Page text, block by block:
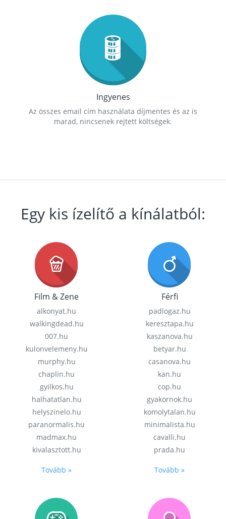
Ingyenes
Az összes email cím használata díjmentes és az is
marad, nincsenek rejtett költségek.
Egy kis ízelítő a kínálatból:
Film & Zene
alkonyat.hu
walkingdead.hu
007.hu
kulonvelemeny.hu
murphy.hu
chaplin.hu
gyilkos.hu
halhatatlan.hu
helyszinelo.hu
paranormalis.hu
madmax.hu
kivalasztott.hu
Tovább »
Férfi
padlogaz.hu
keresztapa.hu
kaszanova.hu
betyar.hu
casanova.hu
kan.hu
cop.hu
gyakornok.hu
komolytalan.hu
minimalista.hu
cavalli.hu
prada.hu
Tovább »